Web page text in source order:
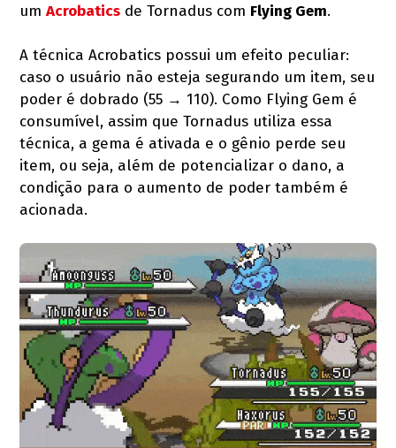
umAcrobatics de Tornadus com Flying Gem.
A técnica Acrobatics possui um efeito peculiar:
caso o usuário não esteja segurando um item, seu
poder é dobrado (55 → 110). Como Flying Gem é
consumível, assim que Tornadus utiliza essa
técnica, a gema é ativada e o gênio perde seu
item, ou seja, além de potencializar o dano, a
condição para o aumento de poder também é
acionada.